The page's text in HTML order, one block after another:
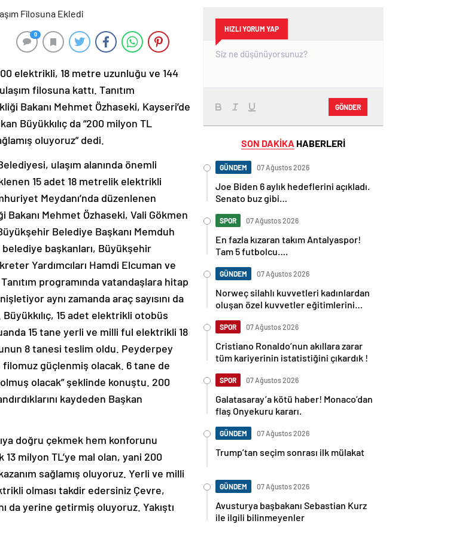
0
elektrikli, 18 metre uzunluğu ve 144
filosuna kattı. Tanıtım
Bakanı Mehmet Özhaseki, Kayseri’de
Büyükkılıç da “200 milyon TL
oluyoruz” dedi.
ulaşım alanında önemli
15 adet 18 metrelik elektrikli
Meydanı’nda düzenlenen
Mehmet Özhaseki, Vali Gökmen
Belediye Başkanı Memduh
belediye başkanları, Büyükşehir
Yardımcıları Hamdi Elcuman ve
programında vatandaşlara hitap
aynı zamanda araç sayısını da
15 adet elektrikli otobüs
15 tane yerli ve milli ful elektrikli 18
8 tanesi teslim oldu. Peyderpey
güçlenmiş olacak. 6 tane de
olacak” şeklinde konuştu. 200
kaydeden Başkan
doğru çekmek hem konforunu
milyon TL’ye mal olan, yani 200
sağlamış oluyoruz. Yerli ve milli
olması takdir edersiniz Çevre,
da yerine getirmiş oluyoruz. Yakıştı
HIZLI YORUM YAP
GÖNDER
SON DAKİKA HABERLERİ
GÜNDEM 07 Ağustos 2026
Joe Biden 6 aylık hedeflerini açıkladı.
Senato buz gibi…
SPOR 07 Ağustos 2026
En fazla kızaran takım Antalyaspor!
Tam 5 futbolcu….
GÜNDEM 07 Ağustos 2026
Norweç silahlı kuvvetleri kadınlardan
oluşan özel kuvvetler eğitimlerini
SPOR 07 Ağustos 2026
Cristiano Ronaldo’nun akıllara zarar
tüm kariyerinin istatistiğini çıkardık !
SPOR 07 Ağustos 2026
Galatasaray’a kötü haber! Monaco’dan
flaş Onyekuru kararı.
GÜNDEM 07 Ağustos 2026
Trump’tan seçim sonrası ilk mülakat
GÜNDEM 07 Ağustos 2026
Avusturya başbakanı Sebastian Kurz
ile ilgili bilinmeyenler